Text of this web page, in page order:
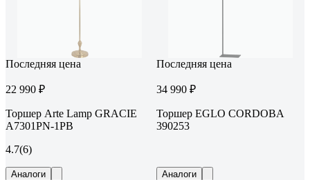
Последняя цена
22 990 ₽
Торшер Arte Lamp GRACIE
A7301PN-1PB
4.7(6)
Аналоги
Последняя цена
34 990 ₽
Торшер EGLO CORDOBA
390253
Аналоги